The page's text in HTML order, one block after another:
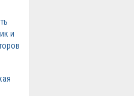
и